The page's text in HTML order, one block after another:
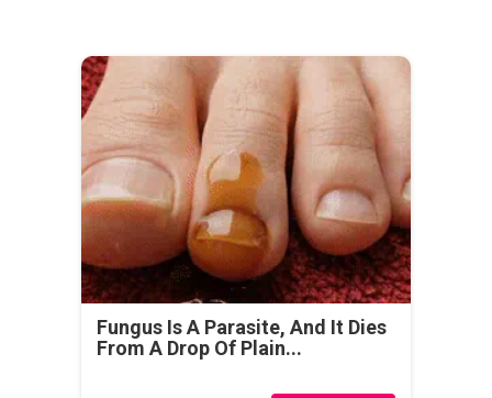
Fungus Is A Parasite, And It Dies
From A Drop Of Plain...